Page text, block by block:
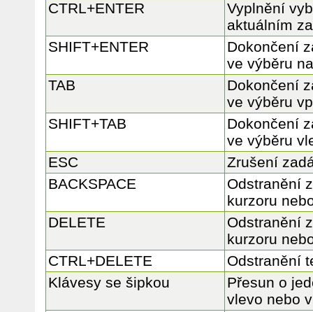
CTRL+ENTER
Vyplnění
aktuálním
SHIFT+ENTER
Dokončení
ve výběru
TAB
Dokončení
ve výběru
SHIFT+TAB
Dokončení
ve výběru
ESC
Zrušení
BACKSPACE
Odstranění
kurzoru
DELETE
Odstranění
kurzoru
CTRL+DELETE
Odstranění
Klávesy se šipkou
Přesun o
vlevo nebo